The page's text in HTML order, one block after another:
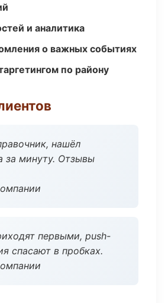
и аналитика
о важных событиях
по району
нашёл
за минуту. Отзывы
первыми, push-
спасают в пробках.